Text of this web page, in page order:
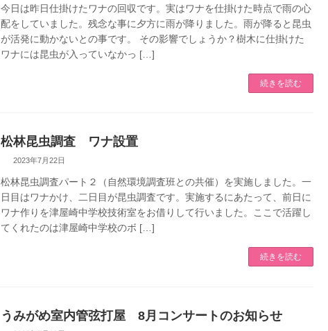
今日は昨日仕掛けたワナの回収です。実はワナを仕掛けた時点で雨の心
配をしていました。残念な事に夕方に雨が降りました。雨が降ると昆虫
が活発に動かないとの事です。 その影響でしょうか？樹木に仕掛けた
ワナには昆虫が入っていなかっ […]
続きを読む
松林昆虫調査 ワナ設置
2023年7月22日
松林昆虫調査パート２（自然環境調査班との共催）を実施しました。一
日目はワナかけ、二日目が昆虫調査です。実施するにあたって、前日に
ワナ作りを津屋崎中学校技術室をお借りして行いました。ここで活躍し
てくれたのは津屋崎中学校のボ […]
続きを読む
うみがめ室内管弦打屋 8月コンサートのお知らせ